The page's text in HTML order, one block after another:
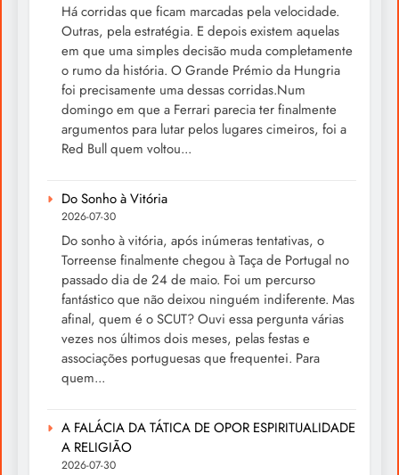
Há corridas que ficam marcadas pela velocidade.
Outras, pela estratégia. E depois existem aquelas
em que uma simples decisão muda completamente
o rumo da história. O Grande Prémio da Hungria
foi precisamente uma dessas corridas.Num
domingo em que a Ferrari parecia ter finalmente
argumentos para lutar pelos lugares cimeiros, foi a
Red Bull quem voltou...
Do Sonho à Vitória
2026-07-30
Do sonho à vitória, após inúmeras tentativas, o
Torreense finalmente chegou à Taça de Portugal no
passado dia de 24 de maio. Foi um percurso
fantástico que não deixou ninguém indiferente. Mas
afinal, quem é o SCUT? Ouvi essa pergunta várias
vezes nos últimos dois meses, pelas festas e
associações portuguesas que frequentei. Para
quem...
A FALÁCIA DA TÁTICA DE OPOR ESPIRITUALIDADE
A RELIGIÃO
2026-07-30